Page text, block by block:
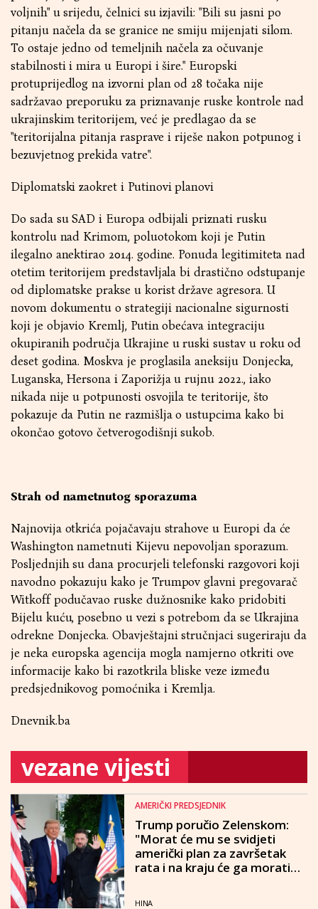
voljnih" u srijedu, čelnici su izjavili: "Bili su jasni po
pitanju načela da se granice ne smiju mijenjati silom.
To ostaje jedno od temeljnih načela za očuvanje
stabilnosti i mira u Europi i šire." Europski
protuprijedlog na izvorni plan od 28 točaka nije
sadržavao preporuku za priznavanje ruske kontrole nad
ukrajinskim teritorijem, već je predlagao da se
"teritorijalna pitanja rasprave i riješe nakon potpunog i
bezuvjetnog prekida vatre".
Diplomatski zaokret i Putinovi planovi
Do sada su SAD i Europa odbijali priznati rusku
kontrolu nad Krimom, poluotokom koji je Putin
ilegalno anektirao 2014. godine. Ponuda legitimiteta nad
otetim teritorijem predstavljala bi drastično odstupanje
od diplomatske prakse u korist države agresora. U
novom dokumentu o strategiji nacionalne sigurnosti
koji je objavio Kremlj, Putin obećava integraciju
okupiranih područja Ukrajine u ruski sustav u roku od
deset godina. Moskva je proglasila aneksiju Donjecka,
Luganska, Hersona i Zaporižja u rujnu 2022., iako
nikada nije u potpunosti osvojila te teritorije, što
pokazuje da Putin ne razmišlja o ustupcima kako bi
okončao gotovo četverogodišnji sukob.
Strah od nametnutog sporazuma
Najnovija otkrića pojačavaju strahove u Europi da će
Washington nametnuti Kijevu nepovoljan sporazum.
Posljednjih su dana procurjeli telefonski razgovori koji
navodno pokazuju kako je Trumpov glavni pregovarač
Witkoff podučavao ruske dužnosnike kako pridobiti
Bijelu kuću, posebno u vezi s potrebom da se Ukrajina
odrekne Donjecka. Obavještajni stručnjaci sugeriraju da
je neka europska agencija mogla namjerno otkriti ove
informacije kako bi razotkrila bliske veze između
predsjednikovog pomoćnika i Kremlja.
Dnevnik.ba
vezane vijesti
AMERIČKI PREDSJEDNIK
Trump poručio Zelenskom:
"Morat će mu se svidjeti
američki plan za završetak
rata i na kraju će ga morati
HINA